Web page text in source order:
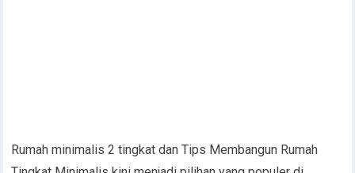
Rumah minimalis 2 tingkat dan Tips Membangun Rumah